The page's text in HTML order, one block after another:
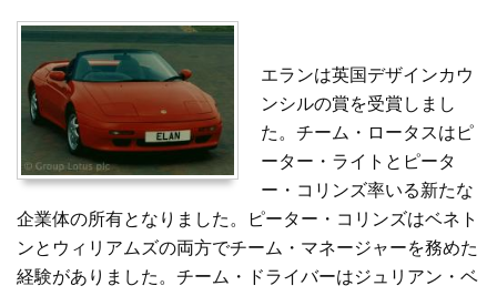
エランは英国デザインカウ
ンシルの賞を受賞しまし
た。チーム・ロータスはピ
ーター・ライトとピータ
ー・コリンズ率いる新たな
企業体の所有となりました。ピーター・コリンズはベネト
ンとウィリアムズの両方でチーム・マネージャーを務めた
経験がありました。チーム・ドライバーはジュリアン・ベ